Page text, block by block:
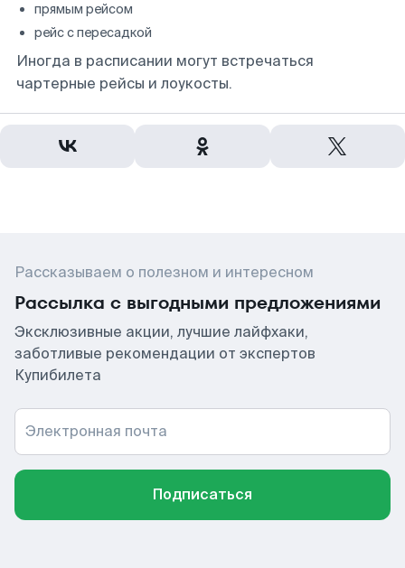
прямым рейсом
рейс с пересадкой
Иногда в расписании могут встречаться
чартерные рейсы и лоукосты.
Рассказываем о полезном и интересном
Рассылка с выгодными предложениями
Эксклюзивные акции, лучшие лайфхаки,
заботливые рекомендации от экспертов
Купибилета
Электронная почта
Подписаться